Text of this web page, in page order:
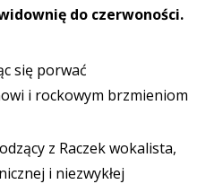
do czerwoności.
się porwać
i rockowym brzmieniom
z Raczek wokalista,
i niezwykłej